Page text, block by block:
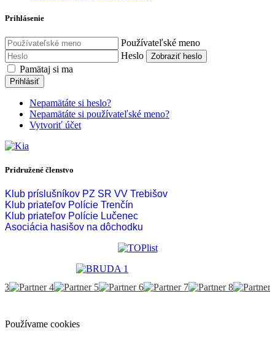
Prihlásenie
Používateľské meno
Heslo
Zobraziť heslo
Pamätaj si ma
Prihlásiť
Nepamätáte si heslo?
Nepamätáte si používateľské meno?
Vytvoriť účet
Pridružené členstvo
Klub príslušníkov PZ SR VV Trebišov
Klub priateľov Polície Trenčín
Klub priateľov Polície Lučenec
Asociácia hasišov na dôchodku
Používame cookies